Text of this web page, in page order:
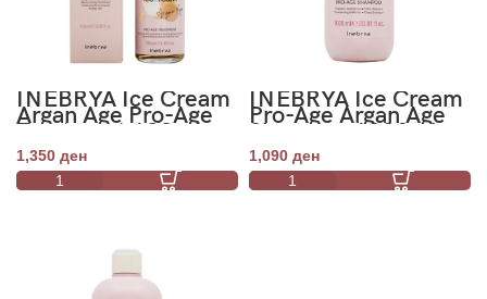
INEBRYA Ice Cream
Argan Age Pro-Age
Treatment 100ml
1,350 ден
INEBRYA Ice Cream
Pro-Age Argan Age
Shampoo 1000ml
1,090 ден